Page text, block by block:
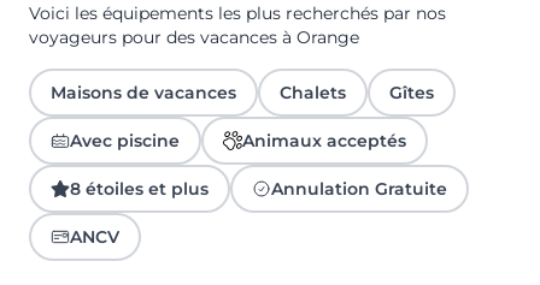
Voici les équipements les plus recherchés par nos
voyageurs pour des vacances à Orange
Maisons de vacances Chalets Gîtes
Avec piscine Animaux acceptés
8 étoiles et plus Annulation Gratuite
ANCV